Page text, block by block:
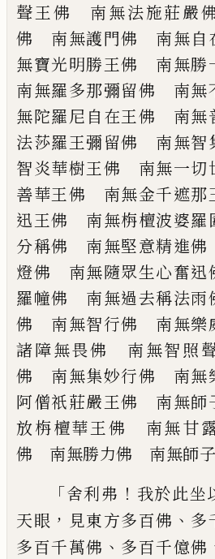
聲王佛 南無法施莊嚴
佛 南無護門佛 南無自
無寶光明勝王佛 南無勝
南無羅多那彌留佛 南
無陀羅尼自在王佛 南
法莎羅王彌留佛 南無
智炎華樹王佛 南無一
善華王佛 南無金千遮
迅王佛 南無栴檀波婆
分稱佛 南無堅意精進
燈佛 南無隨眾生心奮
羅幢佛 南無過去稱法雨
佛 南無智行佛 南無樂
諸障無畏佛 南無智照
佛 南無集妙行佛 南無
阿僧祇莊嚴王佛 南無師
放栴檀華王佛 南無甘
佛 南無勝力佛 南無師
「舍利弗 ！ 我於此坐
天眼 ， 見東方多百佛 、 多
多百千萬佛 、 多百千億佛